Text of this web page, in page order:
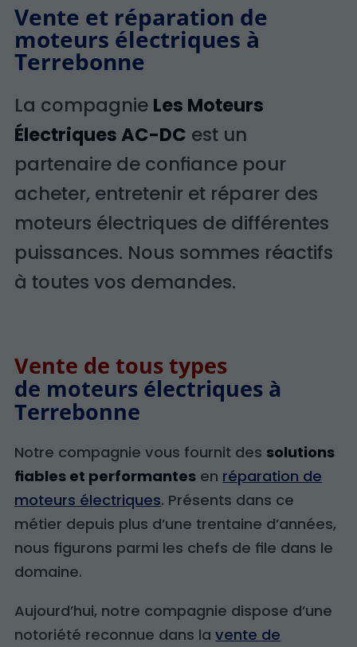
Vente et réparation de
moteurs électriques à
Terrebonne
La compagnie Les Moteurs
Électriques AC-DC est un
partenaire de confiance pour
acheter, entretenir et réparer des
moteurs électriques de différentes
puissances. Nous sommes réactifs
à toutes vos demandes.
Vente de tous types
de moteurs électriques à
Terrebonne
Notre compagnie vous fournit des solutions
fiables et performantes en réparation de
moteurs électriques. Présents dans ce
métier depuis plus d’une trentaine d’années,
nous figurons parmi les chefs de file dans le
domaine.
Aujourd’hui, notre compagnie dispose d’une
notoriété reconnue dans lavente de